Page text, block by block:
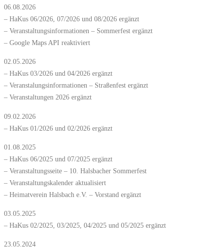
06.08.2026
– HaKus 06/2026, 07/2026 und 08/2026 ergänzt
– Veranstaltungsinformationen – Sommerfest ergänzt
– Google Maps API reaktiviert
02.05.2026
– HaKus 03/2026 und 04/2026 ergänzt
– Veranstalungsinformationen – Straßenfest ergänzt
– Veranstaltungen 2026 ergänzt
09.02.2026
– HaKus 01/2026 und 02/2026 ergänzt
01.08.2025
– HaKus 06/2025 und 07/2025 ergänzt
– Veranstaltungsseite – 10. Halsbacher Sommerfest
– Veranstaltungskalender aktualisiert
– Heimatverein Halsbach e.V. – Vorstand ergänzt
03.05.2025
– HaKus 02/2025, 03/2025, 04/2025 und 05/2025 ergänzt
23.05.2024